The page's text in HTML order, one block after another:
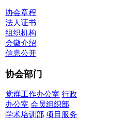
协会章程
法人证书
组织机构
会徽介绍
信息公开
协会部门
党群工作办公室 行政
办公室 会员组织部
学术培训部 项目服务